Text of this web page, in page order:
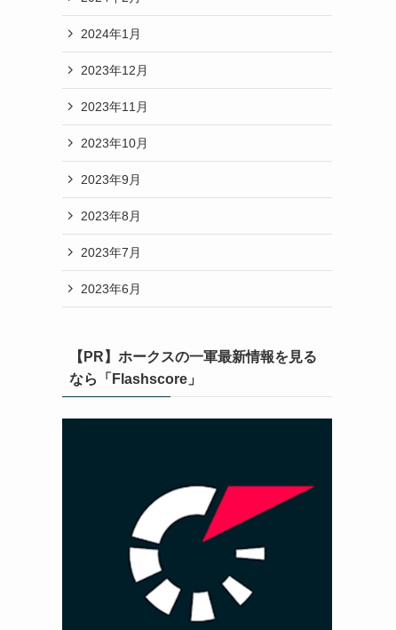
2024年1月
2023年12月
2023年11月
2023年10月
2023年9月
2023年8月
2023年7月
2023年6月
【PR】ホークスの一軍最新情報を見る
なら「Flashscore」